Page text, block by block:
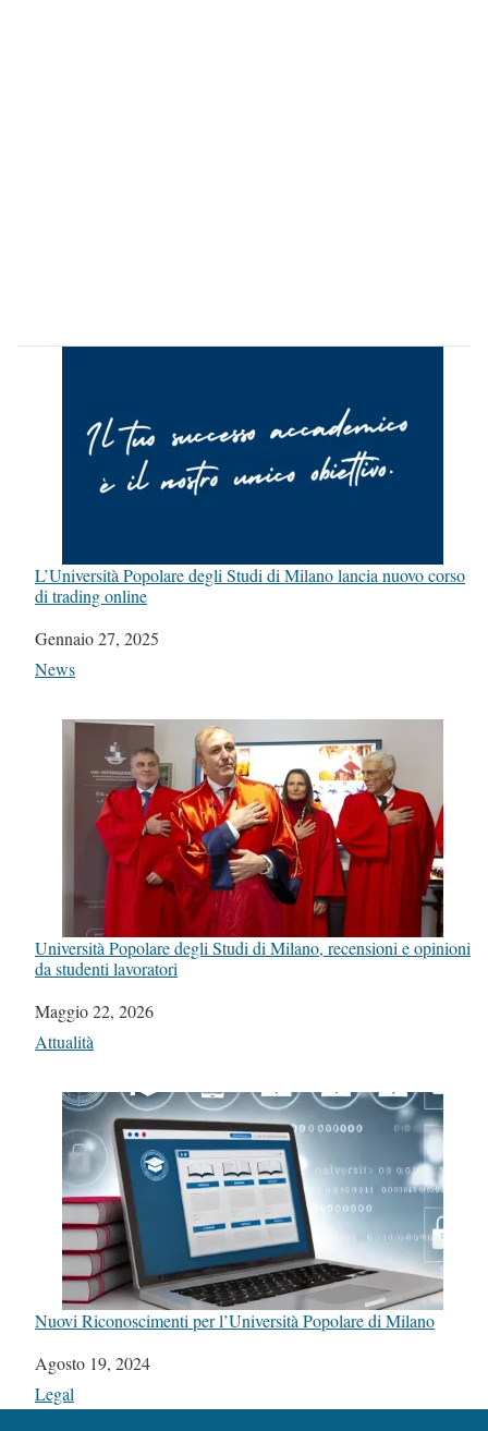
L’Università Popolare degli Studi di Milano lancia nuovo corso
di trading online
Data
Gennaio 27, 2025
In relazione a
News
Università Popolare degli Studi di Milano, recensioni e opinioni
da studenti lavoratori
Data
Maggio 22, 2026
In relazione a
Attualità
Nuovi Riconoscimenti per l’Università Popolare di Milano
Data
Agosto 19, 2024
In relazione a
Legal